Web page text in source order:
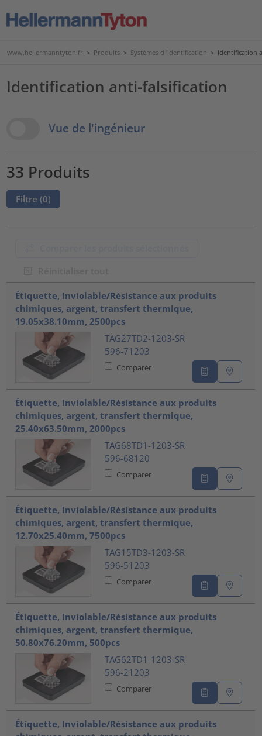
www.hellermanntyton.fr > Produits > Systèmes d 'identification > Identification
Identification anti-falsification
View OptionsVue de l'ingénieur
33 Produits
Filtre (0)
Étiquette, Inviolable/Résistance aux produits
chimiques, argent, transfert thermique,
19.05x38.10mm, 2500pcs
TAG27TD2-1203-SR
596-71203
Comparer
Étiquette, Inviolable/Résistance aux produits
chimiques, argent, transfert thermique,
25.40x63.50mm, 2000pcs
TAG68TD1-1203-SR
596-68120
Comparer
Étiquette, Inviolable/Résistance aux produits
chimiques, argent, transfert thermique,
12.70x25.40mm, 7500pcs
TAG15TD3-1203-SR
596-51203
Comparer
Étiquette, Inviolable/Résistance aux produits
chimiques, argent, transfert thermique,
50.80x76.20mm, 500pcs
TAG62TD1-1203-SR
596-21203
Comparer
Étiquette, Inviolable/Résistance aux produits